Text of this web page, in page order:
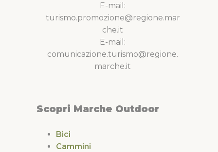
E-mail:
turismo.promozione@regione.mar
che.it
E-mail:
comunicazione.turismo@regione.
marche.it
Scopri Marche Outdoor
Bici
Cammini